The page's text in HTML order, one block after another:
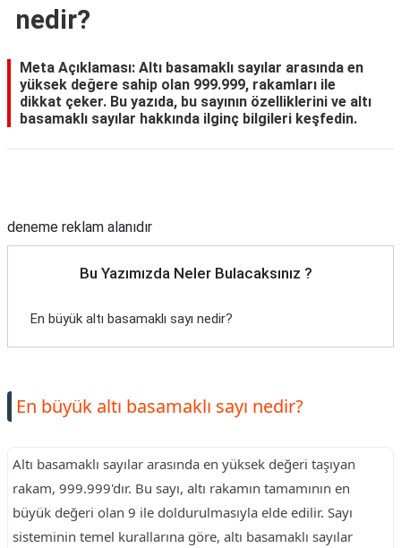
nedir?
Meta Açıklaması: Altı basamaklı sayılar arasında en
yüksek değere sahip olan 999.999, rakamları ile
dikkat çeker. Bu yazıda, bu sayının özelliklerini ve altı
basamaklı sayılar hakkında ilginç bilgileri keşfedin.
deneme reklam alanıdır
Bu Yazımızda Neler Bulacaksınız ?
En büyük altı basamaklı sayı nedir?
En büyük altı basamaklı sayı nedir?
Altı basamaklı sayılar arasında en yüksek değeri taşıyan
rakam, 999.999'dır. Bu sayı, altı rakamın tamamının en
büyük değeri olan 9 ile doldurulmasıyla elde edilir. Sayı
sisteminin temel kurallarına göre, altı basamaklı sayılar